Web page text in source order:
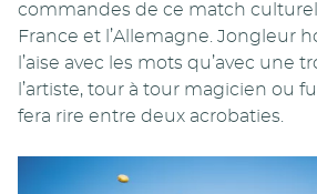
commandes de ce match
France et l’Allemagne. Jongleur
l’aise avec les mots qu’avec une
l’artiste, tour à tour magicien ou
fera rire entre deux acrobaties.